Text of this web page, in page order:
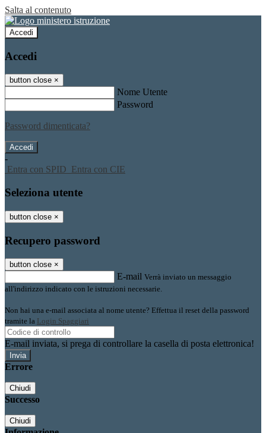
Salta al contenuto
Accedi
Accedi
button close ×
Nome Utente
Password
Password dimenticata?
-
Entra con SPID Entra con CIE
Seleziona utente
button close ×
Recupero password
button close ×
E-mail Verrà inviato un messaggio
all'indirizzo indicato con le istruzioni necessarie.
Non hai una e-mail associata al nome utente? Effettua il reset della password
tramite la Login Spaggiari
E-mail inviata, si prega di controllare la casella di posta elettronica!
Errore
Chiudi
Successo
Chiudi